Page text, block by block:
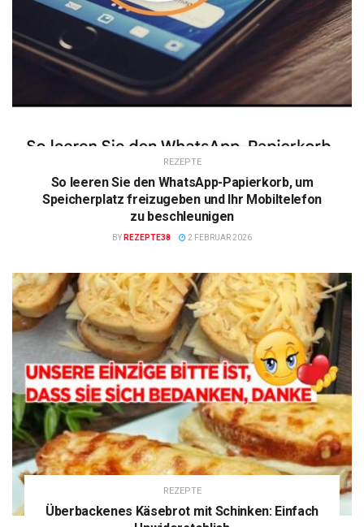
REZEPTE
So leeren Sie den WhatsApp-Papierkorb, um
Speicherplatz freizugeben und Ihr Mobiltelefon
zu beschleunigen
BY REZEPTE38 2 FEBRUAR 2026
REZEPTE
Überbackenes Käsebrot mit Schinken: Einfach